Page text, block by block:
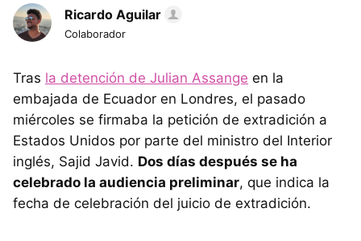
Ricardo Aguilar
Colaborador
Tras la detención de Julian Assange en la
embajada de Ecuador en Londres, el pasado
miércoles se firmaba la petición de extradición a
Estados Unidos por parte del ministro del Interior
inglés, Sajid Javid. Dos días después se ha
celebrado la audiencia preliminar, que indica la
fecha de celebración del juicio de extradición.